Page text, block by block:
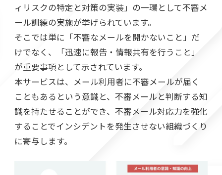
ィリスクの特定と対策の実装」の一環として不審メ
ール訓練の実施が挙げられています。
そこでは単に「不審なメールを開かないこと」だ
けでなく、「迅速に報告・情報共有を行うこと」
が重要事項として示されています。
本サービスは、メール利用者に不審メールが届く
こともあるという意識と、不審メールと判断する知
識を持たせることができ、不審メール対応力を強化
することでインシデントを発生させない組織づくり
に寄与します。